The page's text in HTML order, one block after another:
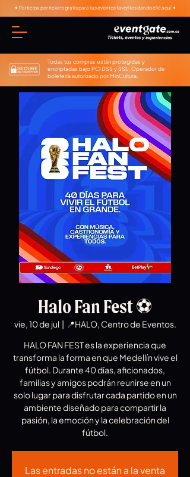
✦ Participa por tickets gratis para tus eventos favoritos dando clic aquí ✦
Todas tus compras están protegidas y
encriptadas bajo PCI DSS y SSL. Operador de
boletería autorizado por MinCultura.
Halo Fan Fest ⚽️
vie, 10 de jul
  |
📍HALO, Centro de Eventos.
HALO FAN FEST es la experiencia que
transforma la forma en que Medellín vive el
fútbol. Durante 40 días, aficionados,
familias y amigos podrán reunirse en un
solo lugar para disfrutar cada partido en un
ambiente diseñado para compartir la
pasión, la emoción y la celebración del
fútbol.
Las entradas no están a la venta